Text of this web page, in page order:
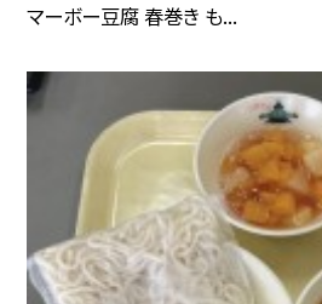
マーボー豆腐 春巻き も...